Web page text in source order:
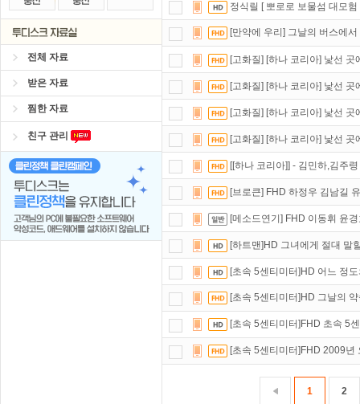
전체 자료
받은 자료
찜한 자료
친구 관리
정식릴 [ 뽀로로 보물섬 대모
[만약에 우리] 그날의 버스에
[고화질] [하나 코리아] 낯선
[고화질] [하나 코리아] 낯선
[고화질] [하나 코리아] 낯선
[고화질] [하나 코리아] 낯선
[[하나 코리아]] - 김민하,김주
[브로큰] FHD 하정우 김남길
[메소드연기] FHD 이동휘 윤
[하트맨]HD 그녀에게 절대 말
[초속 5센티미터]HD 어느 정
[초속 5센티미터]HD 그날의
[초속 5센티미터]FHD 초속 5
[초속 5센티미터]FHD 2009년
1 2